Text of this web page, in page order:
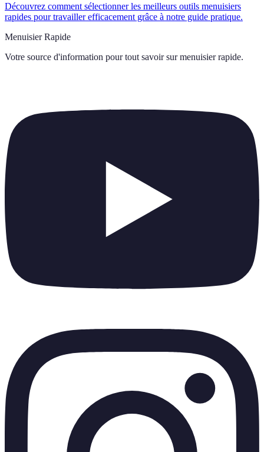
Découvrez comment sélectionner les meilleurs outils menuisiers
rapides pour travailler efficacement grâce à notre guide pratique.
Menuisier Rapide
Votre source d'information pour tout savoir sur menuisier rapide.